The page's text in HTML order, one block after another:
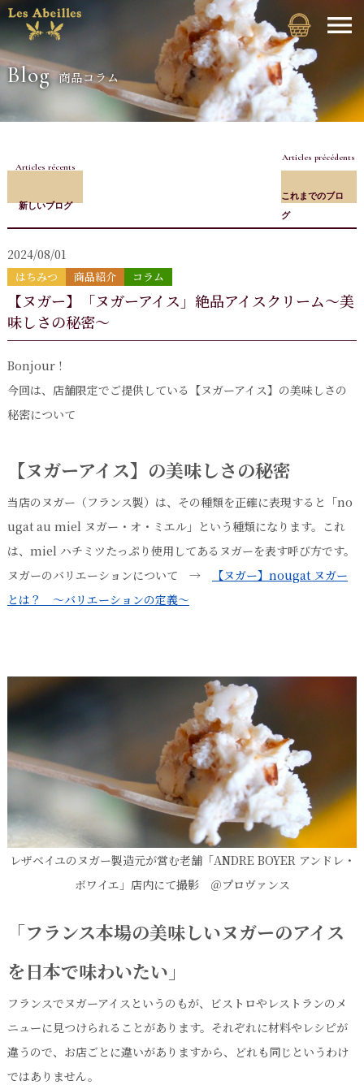
Blog 商品コラム
Articles récents
新しいブログ
Articles précédents
これまでのブロ
グ
2024/08/01
はちみつ 商品紹介 コラム
【ヌガー】「ヌガーアイス」絶品アイスクリーム～美
味しさの秘密～
Bonjour !
今回は、店舗限定でご提供している【ヌガーアイス】の美味しさの
秘密について
【ヌガーアイス】の美味しさの秘密
当店のヌガー（フランス製）は、その種類を正確に表現すると「no
ugat au miel ヌガー・オ・ミエル」という種類になります。これ
は、miel ハチミツたっぷり使用してあるヌガーを表す呼び方です。
ヌガーのバリエーションについて →
【ヌガー】nougat ヌガー
とは？ ～バリエーションの定義～
レザベイユのヌガー製造元が営む老舗「ANDRE BOYER アンドレ・
ボワイエ」店内にて撮影 ＠プロヴァンス
「フランス本場の美味しいヌガーのアイス
を日本で味わいたい」
フランスでヌガーアイスというのもが、ビストロやレストランのメ
ニューに見つけられることがあります。それぞれに材料やレシピが
違うので、お店ごとに違いがありますから、どれも同じというわけ
ではありません。